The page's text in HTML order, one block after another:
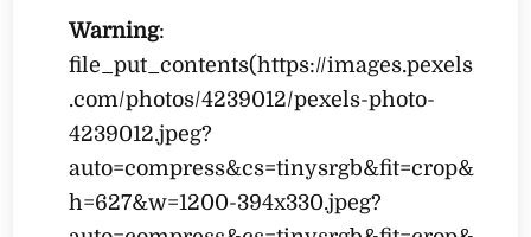
Warning:
file_put_contents(https://images.pexels
.com/photos/4239012/pexels-photo-
4239012.jpeg?
auto=compress&cs=tinysrgb&fit=crop&
h=627&w=1200-394x330.jpeg?